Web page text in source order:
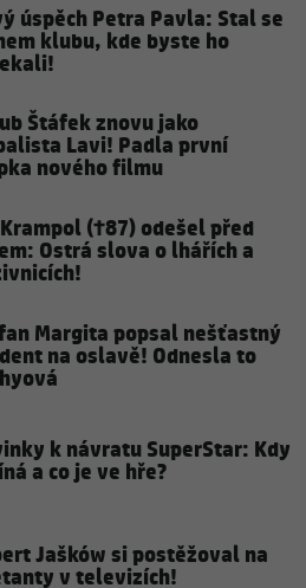
úspěch Petra Pavla: Stal se
klubu, kde byste ho
Štáfek znovu jako
Lavi! Padla první
nového filmu
(†87) odešel před
Ostrá slova o lhářích a
Margita popsal nešťastný
na oslavě! Odnesla to
k návratu SuperStar: Kdy
a co je ve hře?
Jašków si postěžoval na
v televizích!